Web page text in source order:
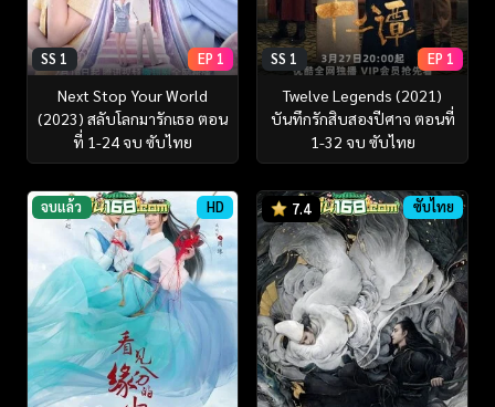
SS 1 EP 1
Next Stop Your World
(2023) สลับโลกมารักเธอ ตอน
ที่ 1-24 จบ ซับไทย
SS 1 EP 1
Twelve Legends (2021)
บันทึกรักสิบสองปีศาจ ตอนที่
1-32 จบ ซับไทย
จบแล้ว HD 7.4 ซับไทย